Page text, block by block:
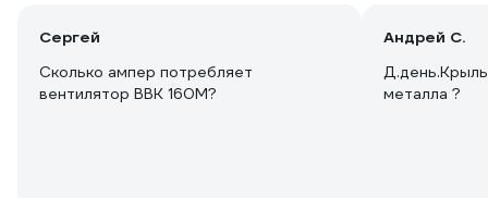
Сергей
Сколько ампер потребляет
вентилятор ВВК 160М?
Андрей С.
металла ?